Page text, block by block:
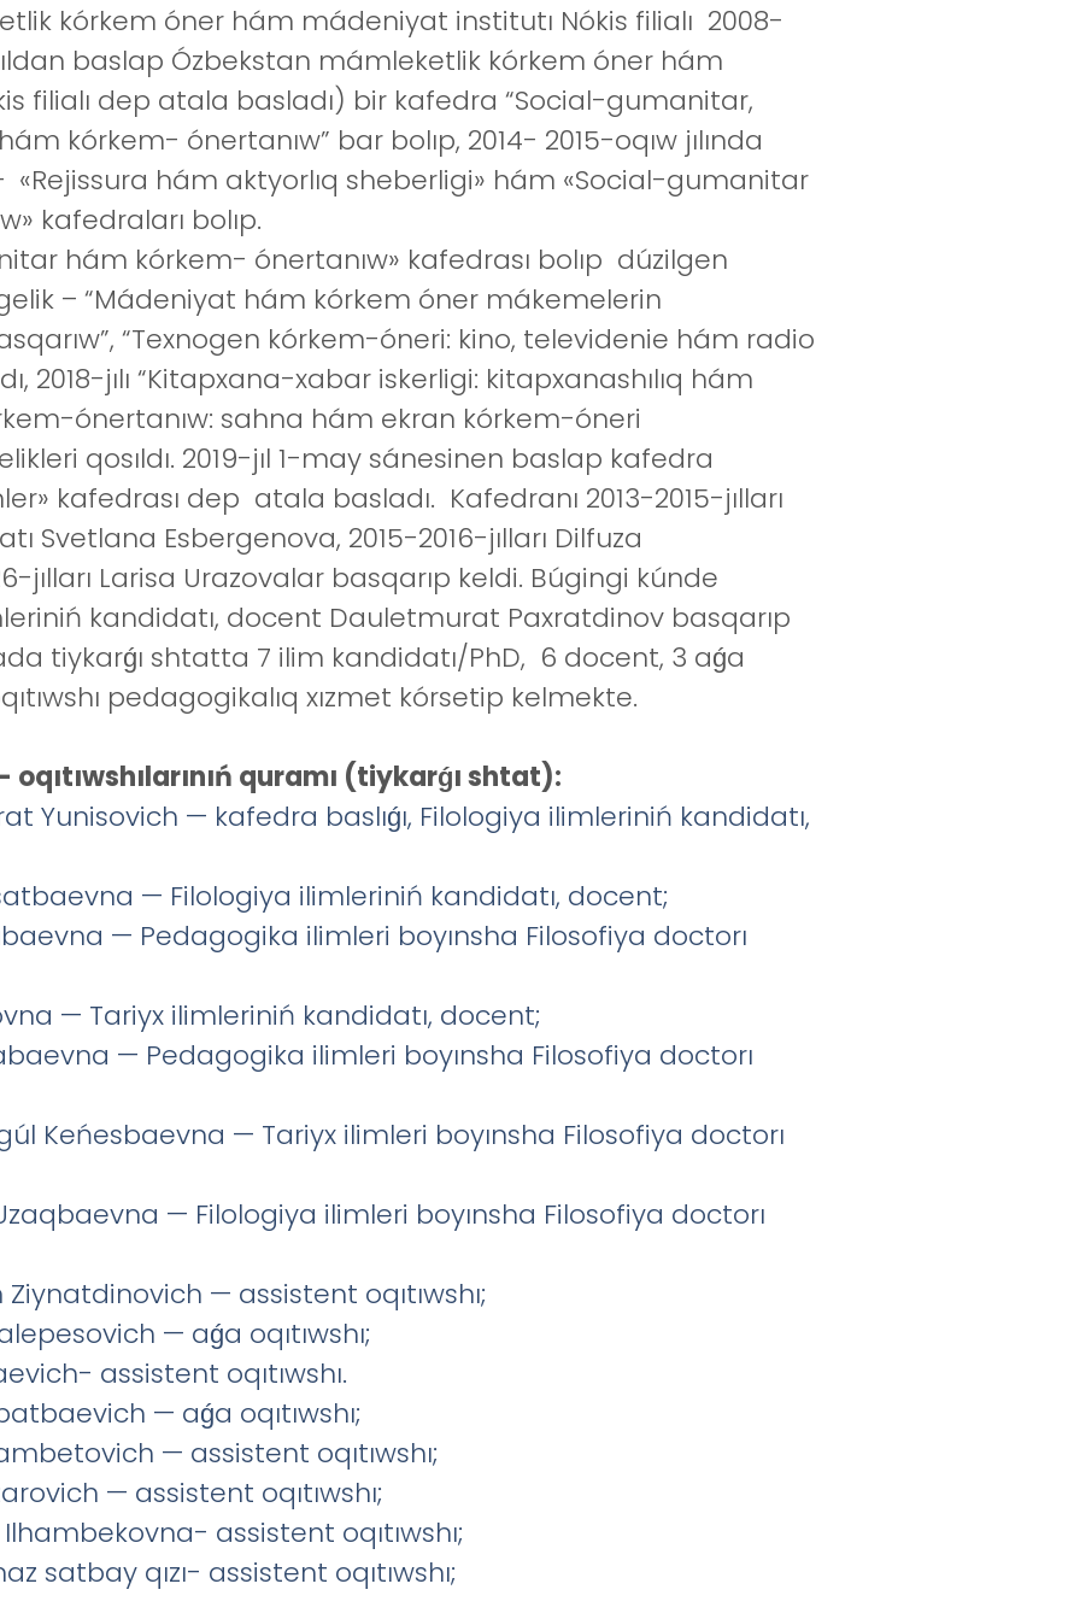
kórkem óner hám mádeniyat institutı Nókis filialı 2008-
baslap Ózbekstan mámleketlik kórkem óner hám
filialı dep atala basladı) bir kafedra “Social-gumanitar,
kórkem- ónertanıw” bar bolıp, 2014- 2015-oqıw jılında
hám aktyorlıq sheberligi» hám «Social-gumanitar
kafedraları bolıp.
hám kórkem- ónertanıw» kafedrası bolıp dúzilgen
– “Mádeniyat hám kórkem óner mákemelerin
“Texnogen kórkem-óneri: kino, televidenie hám radio
2018-jılı “Kitapxana-xabar iskerligi: kitapxanashılıq hám
ónertanıw: sahna hám ekran kórkem-óneri
qosıldı. 2019-jıl 1-may sánesinen baslap kafedra
kafedrası dep atala basladı. Kafedranı 2013-2015-jılları
Svetlana Esbergenova, 2015-2016-jılları Dilfuza
jılları Larisa Urazovalar basqarıp keldi. Búgingi kúnde
kandidatı, docent Dauletmurat Paxratdinov basqarıp
tiykarǵı shtatta 7 ilim kandidatı/PhD, 6 docent, 3 aǵa
pedagogikalıq xızmet kórsetip kelmekte.
quramı (tiykarǵı shtat):
Yunisovich — kafedra baslıǵı, Filologiya ilimleriniń kandidatı,
— Filologiya ilimleriniń kandidatı, docent;
— Pedagogika ilimleri boyınsha Filosofiya doctorı
— Tariyx ilimleriniń kandidatı, docent;
— Pedagogika ilimleri boyınsha Filosofiya doctorı
Keńesbaevna — Tariyx ilimleri boyınsha Filosofiya doctorı
— Filologiya ilimleri boyınsha Filosofiya doctorı
— assistent oqıtıwshı;
— aǵa oqıtıwshı;
assistent oqıtıwshı.
— aǵa oqıtıwshı;
— assistent oqıtıwshı;
— assistent oqıtıwshı;
assistent oqıtıwshı;
satbay qızı- assistent oqıtıwshı;